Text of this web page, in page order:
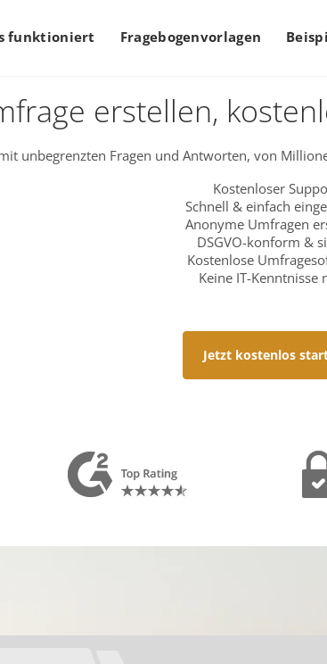
funktioniert Fragebogenvorlagen
erstellen,
unbegrenzten Fragen und Antworten, von
Kostenloser
Schnell & einfach
Anonyme Umfragen
DSGVO-konform &
Kostenlose
Keine IT-Kenntnisse
Jetzt kostenlos